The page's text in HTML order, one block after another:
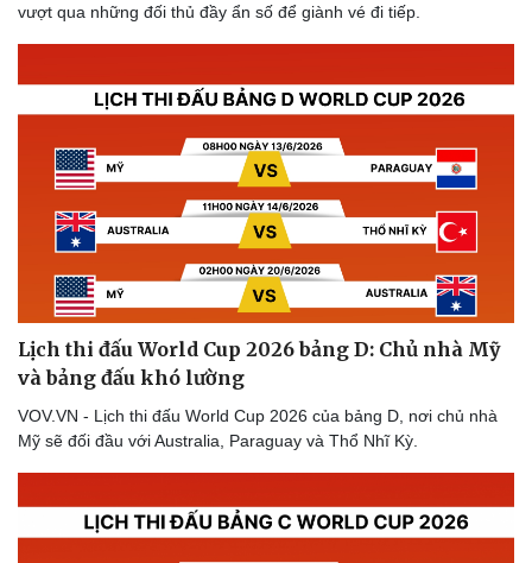
Du lịch
Tư vấn
Săn Tour
Podcast
Câu chuyện thời sự
Kể chuyện cho bé
Hạt giống tâm hồn
vượt qua những đối thủ đầy ẩn số để giành vé đi tiếp.
Lịch thi đấu World Cup 2026 bảng D: Chủ nhà Mỹ
và bảng đấu khó lường
VOV.VN - Lịch thi đấu World Cup 2026 của bảng D, nơi chủ nhà
Mỹ sẽ đối đầu với Australia, Paraguay và Thổ Nhĩ Kỳ.